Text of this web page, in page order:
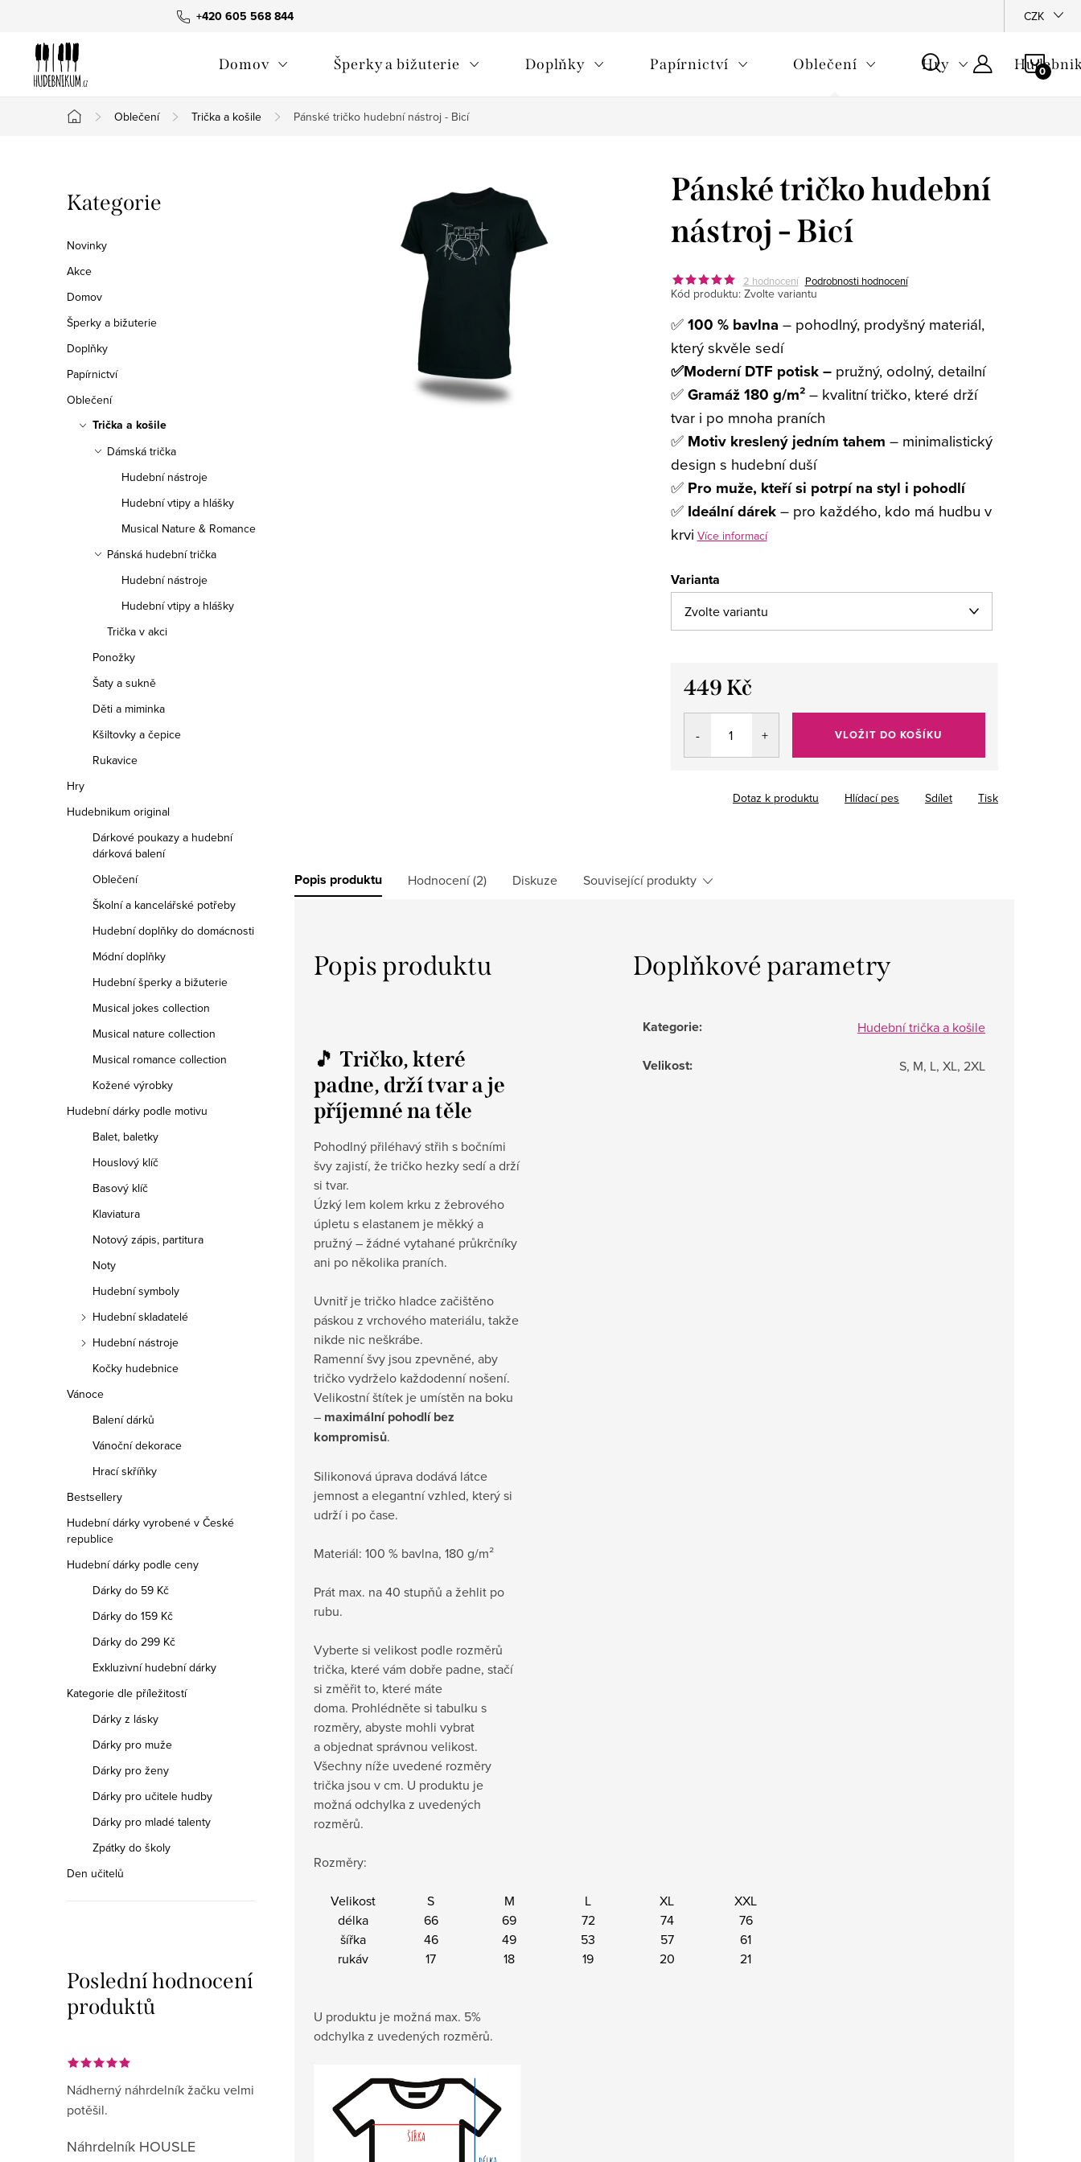
+420 605 568 844 CZK
Domov Šperky a bižuterie Doplňky Papírnictví Oblečení Hry
Domů
Oblečení Trička a košile Pánské tričko hudební nástroj - Bicí
o
s
t
r
a
n
n
Přeskočit
kategorie
Kategorie
Novinky
Akce
Domov
Šperky a bižuterie
Doplňky
Papírnictví
Oblečení
Trička a košile
Dámská trička
Hudební nástroje
Hudební vtipy a hlášky
Musical Nature & Romance
Pánská hudební trička
Hudební nástroje
Hudební vtipy a hlášky
Trička v akci
Ponožky
Šaty a sukně
Děti a miminka
Kšiltovky a čepice
Rukavice
Hry
Hudebnikum original
Dárkové poukazy a hudební
dárková balení
Oblečení
Školní a kancelářské potřeby
Hudební doplňky do domácnosti
Módní doplňky
Hudební šperky a bižuterie
Musical jokes collection
Musical nature collection
Musical romance collection
Kožené výrobky
Hudební dárky podle motivu
Balet, baletky
Houslový klíč
Basový klíč
Klaviatura
Notový zápis, partitura
Noty
Hudební symboly
Hudební skladatelé
Hudební nástroje
Kočky hudebnice
Vánoce
Balení dárků
Vánoční dekorace
Hrací skříňky
Bestsellery
Hudební dárky vyrobené v České
republice
Hudební dárky podle ceny
Dárky do 59 Kč
Dárky do 159 Kč
Dárky do 299 Kč
Exkluzivní hudební dárky
Kategorie dle příležitostí
Dárky z lásky
Dárky pro muže
Dárky pro ženy
Dárky pro učitele hudby
Dárky pro mladé talenty
Zpátky do školy
Den učitelů
Poslední hodnocení
produktů
Nádherný náhrdelník žačku velmi
potěšil.
Náhrdelník HOUSLE
Pánské tričko hudební
nástroj - Bicí
2 hodnocení Podrobnosti hodnocení
Kód produktu: Zvolte variantu
✅100 % bavlna – pohodlný, prodyšný materiál,
který skvěle sedí
✅Moderní DTF potisk – pružný, odolný, detailní
✅Gramáž 180 g/m²– kvalitní tričko, které drží
tvar i po mnoha praních
✅ Motiv kreslený jedním tahem – minimalistický
design s hudební duší
✅ Pro muže, kteří si potrpí na styl i pohodlí
✅ Ideální dárek– pro každého, kdo má hudbu v
krvi Více informací
Varianta
449 Kč
Měrná
VLOŽIT DO KOŠÍKU
Tisk
Dotaz k produktu Hlídací pes Sdílet
Popis produktu Hodnocení (2) Diskuze Související produkty
Popis produktu
🎵 Tričko, které
padne, drží tvar a je
příjemné na těle
Pohodlný přiléhavý střih s bočními
švy zajistí, že tričko hezky sedí a drží
si tvar.
Úzký lem kolem krku z žebrového
úpletu s elastanem je měkký a
pružný – žádné vytahané průkrčníky
ani po několika praních.
Uvnitř je tričko hladce začištěno
páskou z vrchového materiálu, takže
nikde nic neškrábe.
Ramenní švy jsou zpevněné, aby
tričko vydrželo každodenní nošení.
Velikostní štítek je umístěn na boku
– maximální pohodlí bez
kompromisů.
Silikonová úprava dodává látce
jemnost a elegantní vzhled, který si
udrží i po čase.
Materiál: 100 % bavlna, 180 g/m²
Prát max. na 40 stupňů a žehlit po
rubu.
Vyberte si velikost podle rozměrů
trička, které vám dobře padne, stačí
si změřit to, které máte
doma. Prohlédněte si tabulku s
rozměry, abyste mohli vybrat
a objednat správnou velikost.
Všechny níže uvedené rozměry
trička jsou v cm. U produktu je
možná odchylka z uvedených
rozměrů.
Rozměry:
Velikost S M L XL
XXL
délka
66 69 72 74
76
šířka
46 49 53 57
61
rukáv
17 18 19 20 21
U produktu je možná max. 5%
odchylka z uvedených rozměrů.
Doplňkové parametry
Kategorie: Hudební trička a košile
Velikost: S, M, L, XL, 2XL